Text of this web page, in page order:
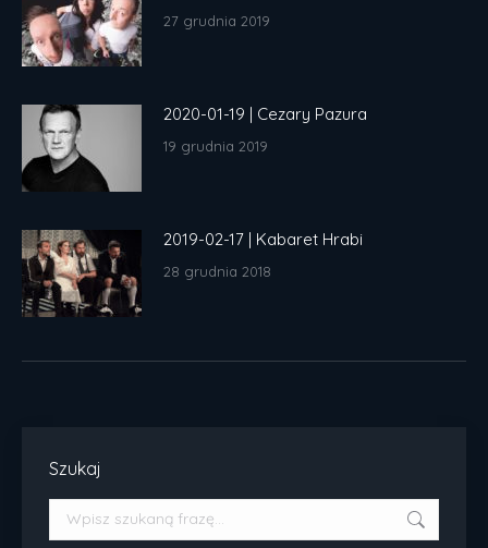
27 grudnia 2019
2020-01-19 | Cezary Pazura
19 grudnia 2019
2019-02-17 | Kabaret Hrabi
28 grudnia 2018
Szukaj
Szukaj: